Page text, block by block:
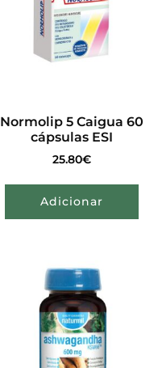
Normolip 5 Caigua 60
cápsulas ESI
25.80€
Adicionar